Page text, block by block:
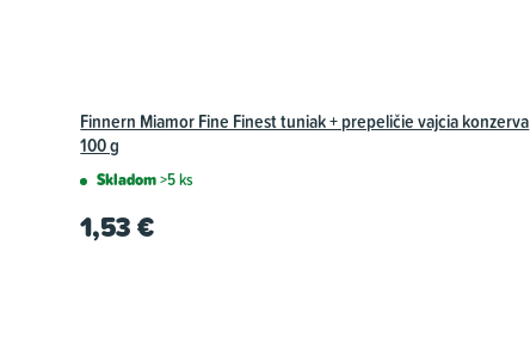
Finnern Miamor Fine Finest tuniak + prepeličie vajcia konzerva
100 g
Skladom>5 ks
1,53 €